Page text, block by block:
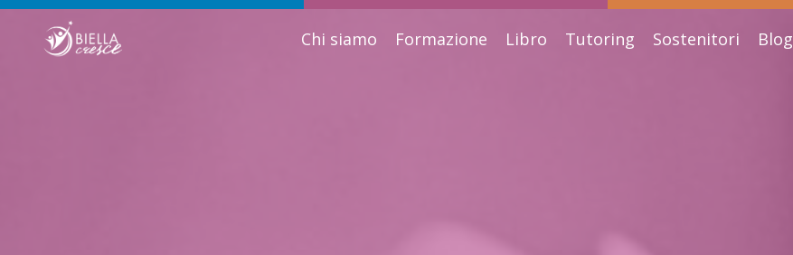
Chi siamo Formazione Libro Tutoring Sostenitori Blog